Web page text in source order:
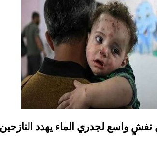
تفشٍ واسع لجدري الماء يهدد